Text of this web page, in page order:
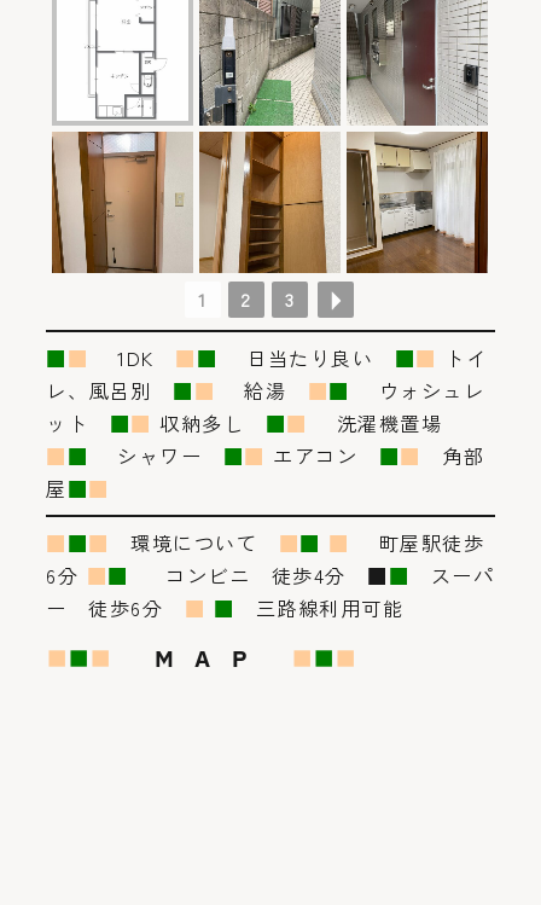
1 2 3
■■ 1DK ■■ 日当たり良い ■■
トイ
レ、風呂別 ■■ 給湯 ■■
ウォシュレ
ット ■■ 収納多し ■■
洗濯機置場
■■ シャワー ■■ エアコン ■■ 角部
屋■■
■■■ 環境について ■■ ■
町屋駅徒歩
6分 ■■ コンビニ 徒歩4分 ■■
スーパ
ー 徒歩6分 ■ ■ 三路線利用可能
■■■ M A P ■■■